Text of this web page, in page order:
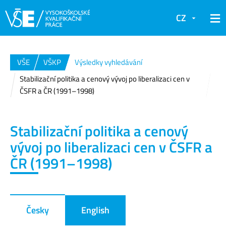
CZ
VŠE VŠKP
Výsledky vyhledávání
Stabilizační politika a cenový vývoj po liberalizaci cen v
ČSFR a ČR (1991–1998)
Stabilizační politika a cenový
vývoj po liberalizaci cen v ČSFR a
ČR (1991–1998)
Česky English